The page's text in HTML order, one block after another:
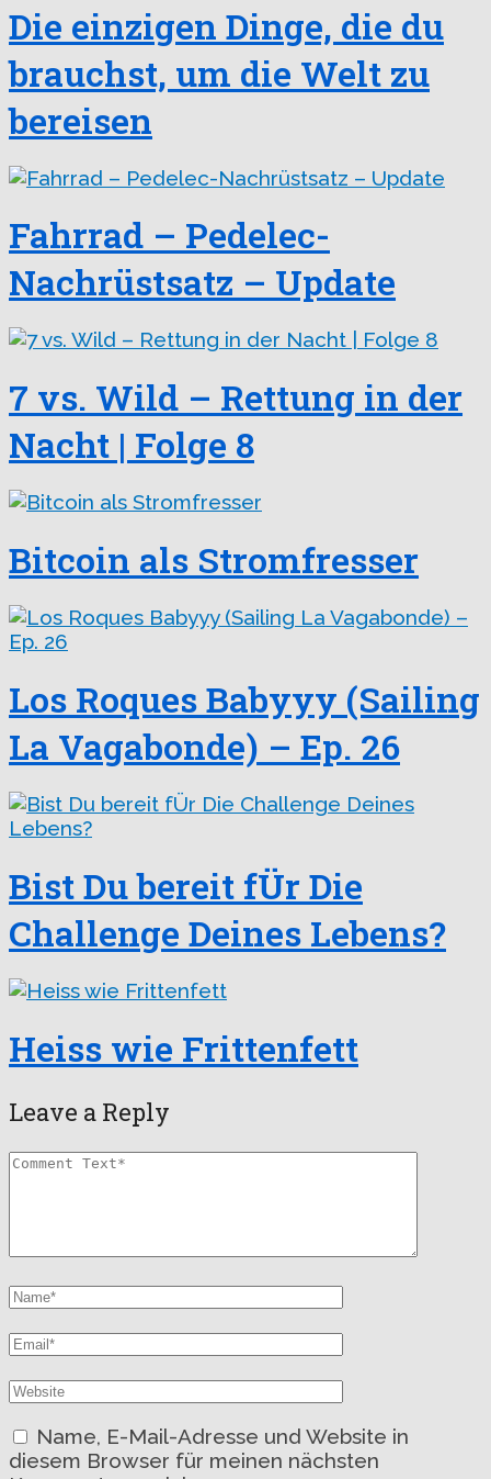
Die einzigen Dinge, die du
brauchst, um die Welt zu
bereisen
Fahrrad – Pedelec-
Nachrüstsatz – Update
7 vs. Wild – Rettung in der
Nacht | Folge 8
Bitcoin als Stromfresser
Los Roques Babyyy (Sailing
La Vagabonde) – Ep. 26
Bist Du bereit fÜr Die
Challenge Deines Lebens?
Heiss wie Frittenfett
Leave a Reply
Name, E-Mail-Adresse und Website in
diesem Browser für meinen nächsten